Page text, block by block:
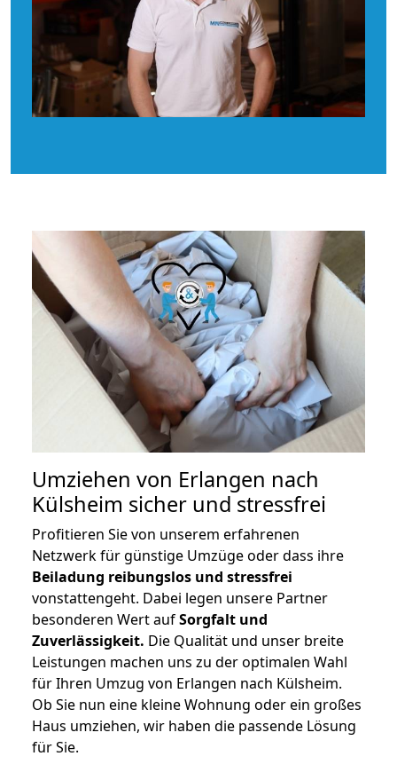
Umziehen von Erlangen nach
Külsheim sicher und stressfrei
Profitieren Sie von unserem erfahrenen
Netzwerk für günstige Umzüge oder dass ihre
Beiladung reibungslos und stressfrei
vonstattengeht. Dabei legen unsere Partner
besonderen Wert aufSorgfalt und
Zuverlässigkeit. Die Qualität und unser breite
Leistungen machen uns zu der optimalen Wahl
für Ihren Umzug von Erlangen nach Külsheim.
Ob Sie nun eine kleine Wohnung oder ein großes
Haus umziehen, wir haben die passende Lösung
für Sie.